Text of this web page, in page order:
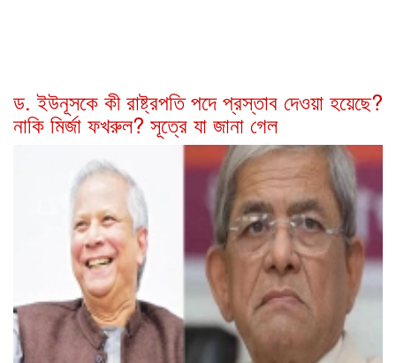
ড. ইউনূসকে কী রাষ্ট্রপতি পদে প্রস্তাব দেওয়া হয়েছে?
নাকি মির্জা ফখরুল? সূত্রে যা জানা গেল